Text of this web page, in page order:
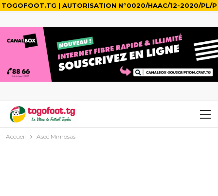
TOGOFOOT.TG | AUTORISATION N°0020/HAAC/12-2020/PL/P
Accueil Asec Mimosas